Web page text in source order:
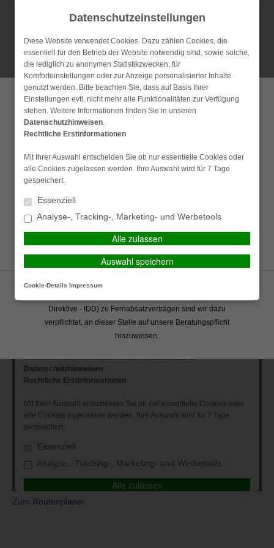
Anfahrt Datenschutz Kontakt
MAIN MENU
Anfahrtsplan / Routenplaner
Auf dem schnellsten Weg zur unabhängigen Beratung.
Parkplätze finden Sie ausreichend vor unserem Büro. Wir
wünschen Ihnen eine angenehme und entspannte Fahrt zu uns.
Zum Routenplaner
PERSÖNLICHE BERATUNG GEWÜNSCHT?
Ich wünsche eine
persönliche Beratung und
Berater aufnehmen.
Seite fortfahren.
gelesen und gespeichert
FORTSETZEN
Direktive - IDD) zu Fernabsatzverträgen sind wir dazu
verpflichtet, an dieser Stelle auf unsere Beratungspflicht
hinzuweisen.
Datenschutzeinstellungen
Diese Website verwendet Cookies. Dazu zählen Cookies, die
essentiell für den Betrieb der Website notwendig sind, sowie solche,
die lediglich zu anonymen Statistikzwecken, für
Komforteinstellungen oder zur Anzeige personalisierter Inhalte
genutzt werden. Bitte beachten Sie, dass auf Basis Ihrer
Einstellungen evtl. nicht mehr alle Funktionalitäten zur Verfügung
stehen. Weitere Informationen finden Sie in unseren
Datenschutzhinweisen.
Rechtliche Erstinformationen
Mit Ihrer Auswahl entscheiden Sie ob nur essentielle Cookies oder
alle Cookies zugelassen werden. Ihre Auswahl wird für 7 Tage
gespeichert.
Essenziell
Analyse-, Tracking-, Marketing- und Werbetools
Alle zulassen
Auswahl speichern
Cookie-Details Impressum